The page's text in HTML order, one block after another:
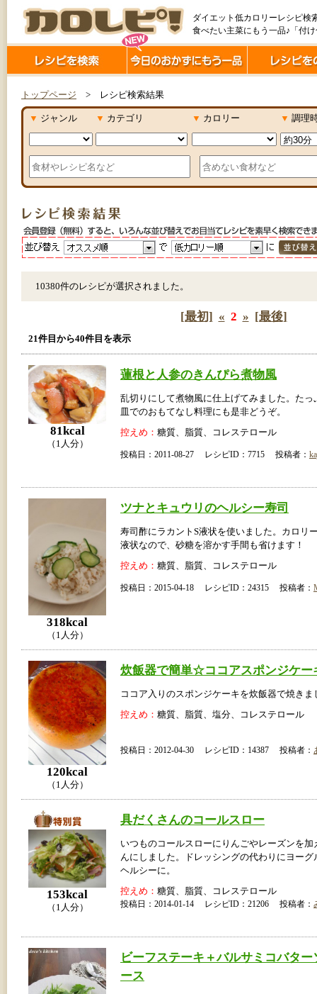
ダイエット低カロリーレシピ検
食べたい主菜にもう一品♪「付
トップページ > レシピ検索結果
▼ ジャンル ▼ カテゴリ ▼ カロリー ▼ 調理
10380件のレシピが選択されました。
[最初] « 2 » [最後]
21件目から40件目を表示
81kcal
（1人分）
蓮根と人参のきんぴら煮物風
乱切りにして煮物風に仕上げてみました。たっ
皿でのおもてなし料理にも是非どうぞ。
控えめ： 糖質、脂質、コレステロール
投稿日：2011-08-27 レシピID：7715 投稿者：
318kcal
（1人分）
ツナとキュウリのヘルシー寿司
寿司酢にラカントS液状を使いました。カロリ
液状なので、砂糖を溶かす手間も省けます！
控えめ： 糖質、脂質、コレステロール
投稿日：2015-04-18 レシピID：24315 投稿者：
120kcal
（1人分）
炊飯器で簡単☆ココアスポンジケー
ココア入りのスポンジケーキを炊飯器で焼きま
控えめ： 糖質、脂質、塩分、コレステロール
投稿日：2012-04-30 レシピID：14387 投稿者：
153kcal
（1人分）
具だくさんのコールスロー
いつものコールスローにりんごやレーズンを加
んにしました。ドレッシングの代わりにヨーグ
ヘルシーに。
控えめ： 糖質、脂質、コレステロール
投稿日：2014-01-14 レシピID：21206 投稿者：
ビーフステーキ＋バルサミコバター
ース